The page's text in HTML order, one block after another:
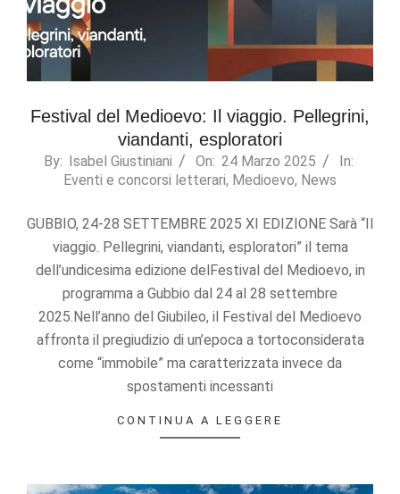
Festival del Medioevo: Il viaggio. Pellegrini,
viandanti, esploratori
2025-
By: Isabel Giustiniani On: 24 Marzo 2025
In:
Eventi e concorsi letterari, Medioevo, News
GUBBIO, 24-28 SETTEMBRE 2025 XI EDIZIONE Sarà “Il
viaggio. Pellegrini, viandanti, esploratori” il tema
dell’undicesima edizione delFestival del Medioevo, in
programma a Gubbio dal 24 al 28 settembre
2025.Nell’anno del Giubileo, il Festival del Medioevo
affronta il pregiudizio di un’epoca a tortoconsiderata
come “immobile” ma caratterizzata invece da
spostamenti incessanti
CONTINUA A LEGGERE